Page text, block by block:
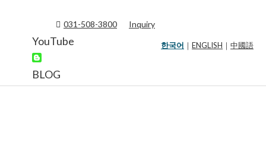
031-508-3800 Inquiry
YouTube
BLOG
한국어 ｜ ENGLISH ｜ 中國語